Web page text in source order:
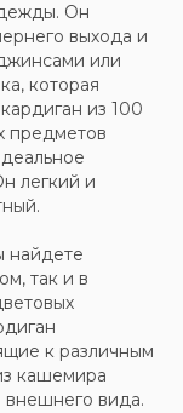
Он
выхода и
или
которая
из 100
предметов
легкий и
найдете
так и в
к различным
кашемира
внешнего вида.